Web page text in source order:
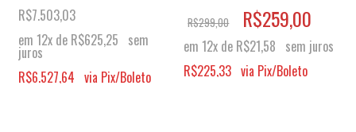
R$7.503,03
em 12x de R$625,25 sem
juros
R$6.527,64 via Pix/Boleto
R$299,00 R$259,00
em 12x de R$21,58 sem juros
R$225,33 via Pix/Boleto